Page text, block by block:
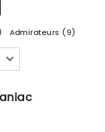
Admirateurs (9)